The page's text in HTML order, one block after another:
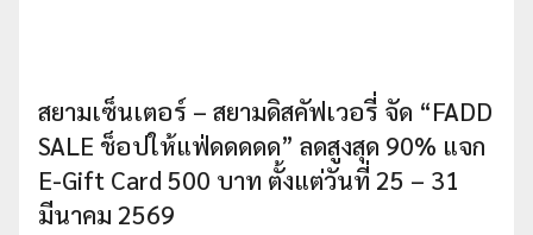
สยามเซ็นเตอร์ – สยามดิสคัฟเวอรี่ จัด “FADD
SALE ช็อปให้แฟ่ดดดดด” ลดสูงสุด 90% แจก
E-Gift Card 500 บาท ตั้งแต่วันที่ 25 – 31
มีนาคม 2569